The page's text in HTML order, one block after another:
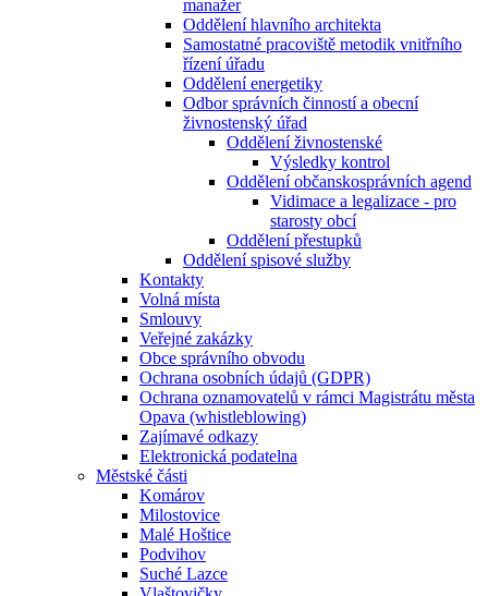
manažer
Oddělení hlavního architekta
Samostatné pracoviště metodik vnitřního
řízení úřadu
Oddělení energetiky
Odbor správních činností a obecní
živnostenský úřad
Oddělení živnostenské
Výsledky kontrol
Oddělení občanskosprávních agend
Vidimace a legalizace - pro
starosty obcí
Oddělení přestupků
Oddělení spisové služby
Kontakty
Volná místa
Smlouvy
Veřejné zakázky
Obce správního obvodu
Ochrana osobních údajů (GDPR)
Ochrana oznamovatelů v rámci Magistrátu města
Opava (whistleblowing)
Zajímavé odkazy
Elektronická podatelna
Městské části
Komárov
Milostovice
Malé Hoštice
Podvihov
Suché Lazce